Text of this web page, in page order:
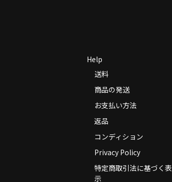
Help
送料
商品の発送
お支払い方法
返品
コンディション
Privacy Policy
特定商取引法に基づく表
示